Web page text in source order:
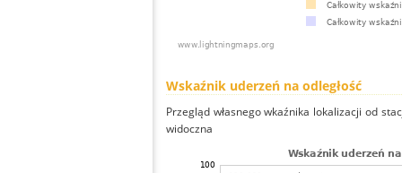
Wskaźnik uderzeń na odległość
Przegląd własnego wkaźnika lokalizacji od
widoczna